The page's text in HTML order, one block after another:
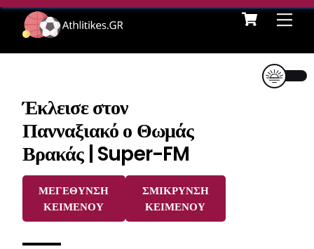
Skip
content
Cart
Έκλεισε στον
Πανναξιακό ο Θωμάς
Βρακάς | Super-FM
ΜΕΓΕΘΥΝΣΗ
ΚΕΙΜΕΝΟΥ
ΣΜΙΚΡΥΝΣΗ
ΚΕΙΜΕΝΟΥ